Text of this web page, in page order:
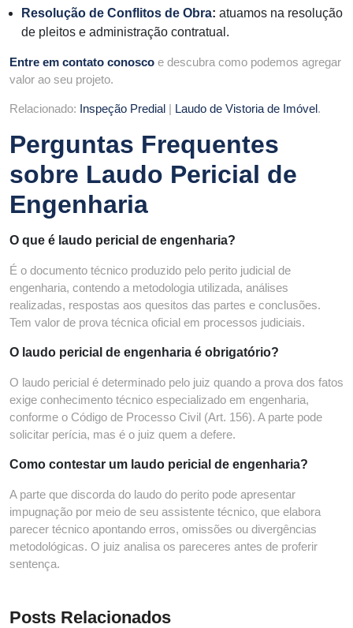
Resolução de Conflitos de Obra: atuamos na resolução
de pleitos e administração contratual.
Entre em contato conosco e descubra como podemos agregar
valor ao seu projeto.
Relacionado: Inspeção Predial | Laudo de Vistoria de Imóvel.
Perguntas Frequentes
sobre Laudo Pericial de
Engenharia
O que é laudo pericial de engenharia?
É o documento técnico produzido pelo perito judicial de
engenharia, contendo a metodologia utilizada, análises
realizadas, respostas aos quesitos das partes e conclusões.
Tem valor de prova técnica oficial em processos judiciais.
O laudo pericial de engenharia é obrigatório?
O laudo pericial é determinado pelo juiz quando a prova dos fatos
exige conhecimento técnico especializado em engenharia,
conforme o Código de Processo Civil (Art. 156). A parte pode
solicitar perícia, mas é o juiz quem a defere.
Como contestar um laudo pericial de engenharia?
A parte que discorda do laudo do perito pode apresentar
impugnação por meio de seu assistente técnico, que elabora
parecer técnico apontando erros, omissões ou divergências
metodológicas. O juiz analisa os pareceres antes de proferir
sentença.
Posts Relacionados